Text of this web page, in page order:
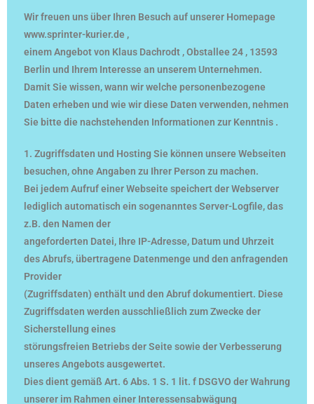
Wir freuen uns über Ihren Besuch auf unserer Homepage
www.sprinter-kurier.de ,
einem Angebot von Klaus Dachrodt , Obstallee 24 , 13593
Berlin und Ihrem Interesse an unserem Unternehmen.
Damit Sie wissen, wann wir welche personenbezogene
Daten erheben und wie wir diese Daten verwenden, nehmen
Sie bitte die nachstehenden Informationen zur Kenntnis .
1. Zugriffsdaten und Hosting Sie können unsere Webseiten
besuchen, ohne Angaben zu Ihrer Person zu machen.
Bei jedem Aufruf einer Webseite speichert der Webserver
lediglich automatisch ein sogenanntes Server-Logfile, das
z.B. den Namen der
angeforderten Datei, Ihre IP-Adresse, Datum und Uhrzeit
des Abrufs, übertragene Datenmenge und den anfragenden
Provider
(Zugriffsdaten) enthält und den Abruf dokumentiert. Diese
Zugriffsdaten werden ausschließlich zum Zwecke der
Sicherstellung eines
störungsfreien Betriebs der Seite sowie der Verbesserung
unseres Angebots ausgewertet.
Dies dient gemäß Art. 6 Abs. 1 S. 1 lit. f DSGVO der Wahrung
unserer im Rahmen einer Interessensabwägung